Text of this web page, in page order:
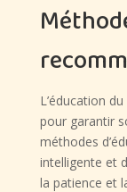
L’éducation
pour garantir
méthodes
intelligente et
la patience et